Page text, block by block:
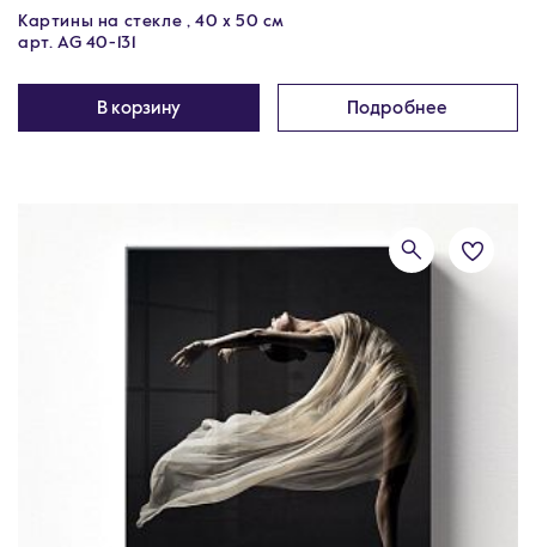
Картины на стекле , 40 х 50 см
арт. AG 40-131
В корзину Подробнее